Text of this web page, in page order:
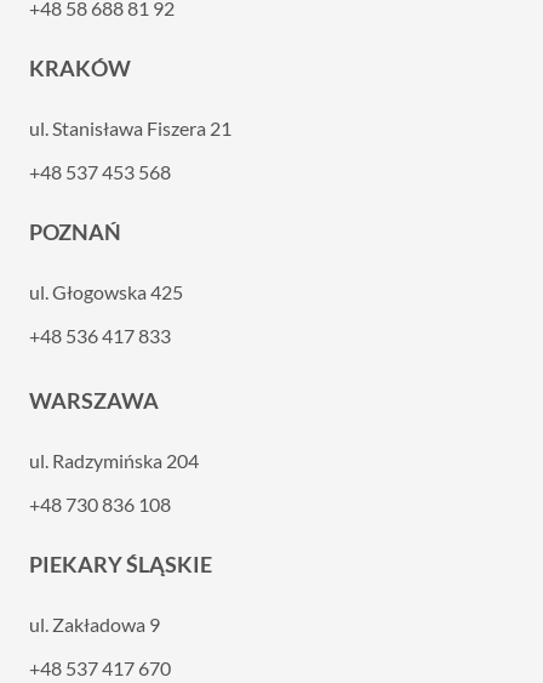
+48 58 688 81 92
KRAKÓW
ul. Stanisława Fiszera 21
+48 537 453 568
POZNAŃ
ul. Głogowska 425
+48 536 417 833
WARSZAWA
ul. Radzymińska 204
+48 730 836 108
PIEKARY ŚLĄSKIE
ul. Zakładowa 9
+48 537 417 670